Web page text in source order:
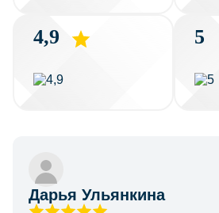
4,9 5
Дарья Ульянкина